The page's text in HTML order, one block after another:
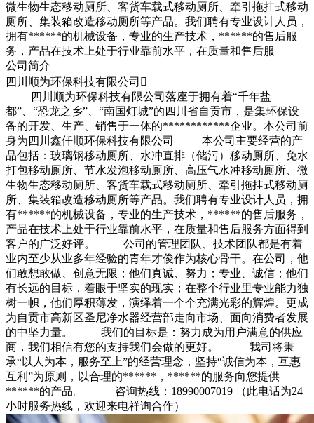
微生物生态移动厕所、客货车载式移动厕所、牵引拖挂式移动
厕所、集装箱改造移动厕所等产品。我们聘有专业设计人员，
拥有******的机械设备，专业的生产技术，******的售后服
务，产品在技术上处于行业靠前水平，在质量和售后服
公司简介
四川顺为环保科技有限公司 
四川顺为环保科技有限公司落座于拥有着“千年盐
都”、“恐龙之乡”、“南国灯城”的四川省自贡市，是集环保设
备的开发、生产、销售于一体的************企业。本公司前
身为四川鑫仟顺环保科技有限公司 本公司主要经营的产
品包括：玻璃钢移动厕所、水冲直排（储污）移动厕所、免水
打包移动厕所、节水发泡移动厕所、高压气水冲移动厕所、微
生物生态移动厕所、客货车载式移动厕所、牵引拖挂式移动厕
所、集装箱改造移动厕所等产品。我们聘有专业设计人员，拥
有******的机械设备，专业的生产技术，******的售后服务，
产品在技术上处于行业靠前水平，在质量和售后服务方面得到
客户的广泛好评。 公司的管理团队、技术团队都是有着
业内至少从业多年经验的青年才俊作为核心骨干。在公司，他
们敢想敢做、创意无限；他们真诚、努力；专业、诚信；他们
有长远的目标，着眼于坚实的现实；在整个行业里专业能力独
树一帜，他们厚积薄发，演绎着一个个充满光彩的辉煌。更成
为自贡市高新区圣尼净水器经营部走向市场、面向消费者发展
的中坚力量。 我们的目标是：努力成为用户满意的供应
商，我们相信有您的支持我们会做的更好。 我司将秉
承“以人为本，服务至上”的经营理念，坚持“诚信为本，互惠
互利”为原则，以合理的******，******的服务向您提供
******的产品。 咨询热线：18990007019 （此电话为24
小时服务热线，欢迎来电祥询合作）